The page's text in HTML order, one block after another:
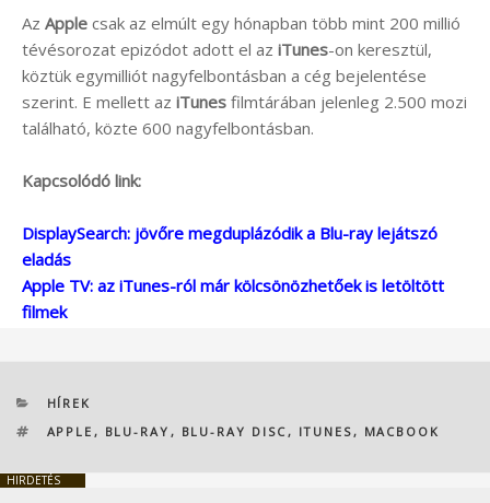
Az Apple csak az elmúlt egy hónapban több mint 200 millió
tévésorozat epizódot adott el az iTunes-on keresztül,
köztük egymilliót nagyfelbontásban a cég bejelentése
szerint. E mellett az iTunes filmtárában jelenleg 2.500 mozi
található, közte 600 nagyfelbontásban.
Kapcsolódó link:
DisplaySearch: jövőre megduplázódik a Blu-ray lejátszó
eladás
Apple TV: az iTunes-ról már kölcsönözhetőek is letöltött
filmek
KATEGÓRIÁK
HÍREK
CÍMKÉK
APPLE , BLU-RAY , BLU-RAY DISC, ITUNES, MACBOOK
HIRDETÉS